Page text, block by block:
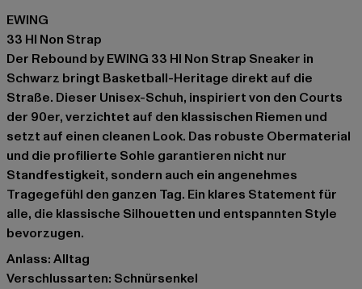
EWING
33 HI Non Strap
Der Rebound by EWING 33 HI Non Strap Sneaker in
Schwarz bringt Basketball-Heritage direkt auf die
Straße. Dieser Unisex-Schuh, inspiriert von den Courts
der 90er, verzichtet auf den klassischen Riemen und
setzt auf einen cleanen Look. Das robuste Obermaterial
und die profilierte Sohle garantieren nicht nur
Standfestigkeit, sondern auch ein angenehmes
Tragegefühl den ganzen Tag. Ein klares Statement für
alle, die klassische Silhouetten und entspannten Style
bevorzugen.
Anlass: Alltag
Verschlussarten: Schnürsenkel